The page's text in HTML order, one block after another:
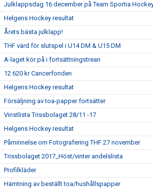
Julklappsdag 16 december på Team Sportia
Helgens Hockey resultat
Årets bästa julklapp!
THF värd för slutspel i U14 DM & U15 DM
A-laget kör på i fortsättningstrean
12 620 kr Cancerfonden
Helgens Hockey resultat
Försäljning av toa-papper fortsätter
Vinstlista Trissbolaget 28/11 -17
Helgens Hockey resultat
Påminnelse om Fotografering THF 27 november
Trissbolaget 2017_Höst/vinter andelslista
Profilkläder
Hämtning av beställt toa/hushållspapper